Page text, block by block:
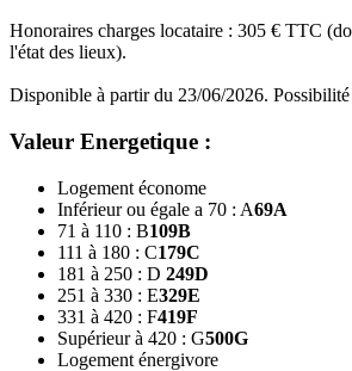
Honoraires charges locataire : 305 € TTC
l'état des lieux).
Disponible à partir du 23/06/2026.
Valeur Energetique :
Logement économe
Inférieur ou égale a 70 : A69A
71 à 110 : B109B
111 à 180 : C179C
181 à 250 : D 249D
251 à 330 : E329E
331 à 420 : F419F
Supérieur à 420 : G500G
Logement énergivore